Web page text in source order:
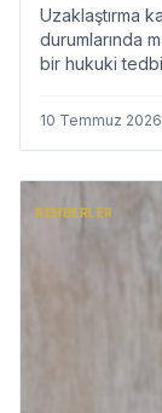
Uzaklaştırma
durumlarında
bir hukuki
10 Temmuz 2026
REHBERLER